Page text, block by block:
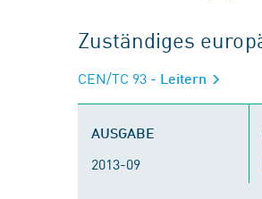
Zuständiges
CEN/TC 93 - Leitern
AUSGABE
2013-09